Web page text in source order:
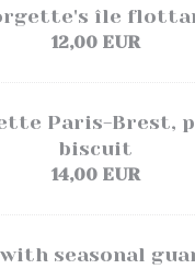
île
12,00 EUR
Paris-Brest,
biscuit
14,00 EUR
seasonal